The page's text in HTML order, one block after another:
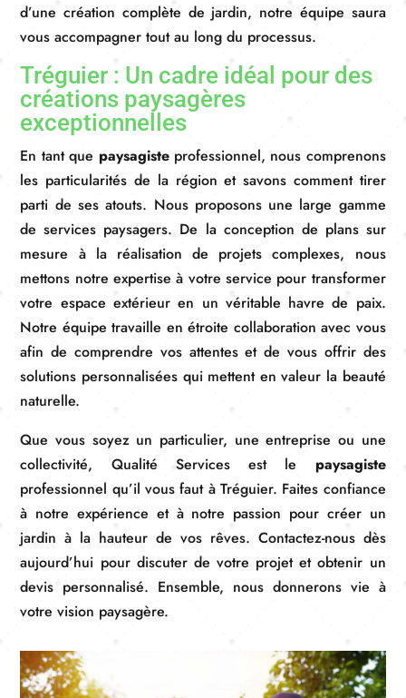
d’une création complète de jardin, notre équipe saura
vous accompagner tout au long du processus.
Tréguier : Un cadre idéal pour des
créations paysagères
exceptionnelles
En tant que paysagisteprofessionnel, nous comprenons
les particularités de la région et savons comment tirer
parti de ses atouts. Nous proposons une large gamme
de services paysagers. De la conception de plans sur
mesure à la réalisation de projets complexes, nous
mettons notre expertise à votre service pour transformer
votre espace extérieur en un véritable havre de paix.
Notre équipe travaille en étroite collaboration avec vous
afin de comprendre vos attentes et de vous offrir des
solutions personnalisées qui mettent en valeur la beauté
naturelle.
Que vous soyez un particulier, une entreprise ou une
collectivité, Qualité Services est le paysagiste
professionnel qu’il vous faut à Tréguier. Faites confiance
à notre expérience et à notre passion pour créer un
jardin à la hauteur de vos rêves. Contactez-nous dès
aujourd’hui pour discuter de votre projet et obtenir un
devis personnalisé. Ensemble, nous donnerons vie à
votre vision paysagère.